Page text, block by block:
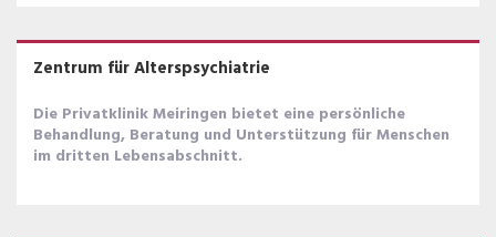
Zentrum für Alterspsychiatrie
Die Privatklinik Meiringen bietet eine persönliche
Behandlung, Beratung und Unterstützung für Menschen
im dritten Lebensabschnitt.